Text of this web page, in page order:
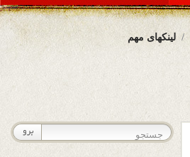
لینکهای مهم